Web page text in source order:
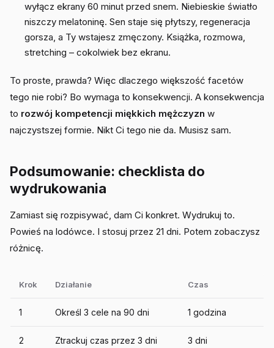
wyłącz ekrany 60 minut przed snem. Niebieskie światło
niszczy melatoninę. Sen staje się płytszy, regeneracja
gorsza, a Ty wstajesz zmęczony. Książka, rozmowa,
stretching – cokolwiek bez ekranu.
To proste, prawda? Więc dlaczego większość facetów
tego nie robi? Bo wymaga to konsekwencji. A konsekwencja
to rozwój kompetencji miękkich mężczyzn w
najczystszej formie. Nikt Ci tego nie da. Musisz sam.
Podsumowanie: checklista do
wydrukowania
Zamiast się rozpisywać, dam Ci konkret. Wydrukuj to.
Powieś na lodówce. I stosuj przez 21 dni. Potem zobaczysz
różnicę.
Krok Działanie Czas
1 Określ 3 cele na 90 dni 1 godzina
2 Ztrackuj czas przez 3 dni 3 dni